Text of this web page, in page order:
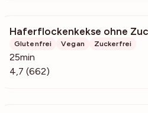
Haferflockenkekse ohne
Glutenfrei Vegan Zuckerfrei
25min
4,7 (662)